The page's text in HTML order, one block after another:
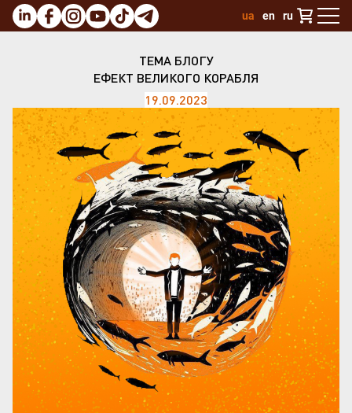
ua en ru
ТЕМА БЛОГУ
19.09.2023
ЕФЕКТ ВЕЛИКОГО КОРАБЛЯ